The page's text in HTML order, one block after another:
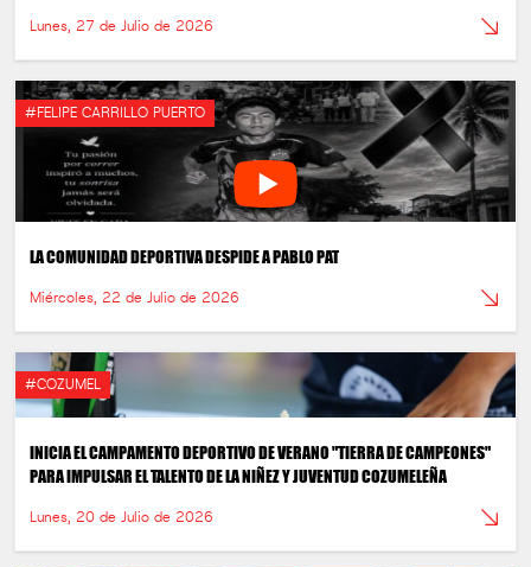
Lunes, 27 de Julio de 2026
#FELIPE CARRILLO PUERTO
LA COMUNIDAD DEPORTIVA DESPIDE A PABLO PAT
Miércoles, 22 de Julio de 2026
#COZUMEL
INICIA EL CAMPAMENTO DEPORTIVO DE VERANO "TIERRA DE CAMPEONES"
PARA IMPULSAR EL TALENTO DE LA NIÑEZ Y JUVENTUD COZUMELEÑA
Lunes, 20 de Julio de 2026